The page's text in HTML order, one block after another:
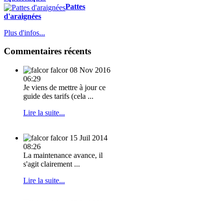
Pattes
d'araignées
Plus d'infos...
Commentaires récents
falcor 08 Nov 2016
06:29
Je viens de mettre à jour ce
guide des tarifs (cela ...
Lire la suite...
falcor 15 Juil 2014
08:26
La maintenance avance, il
s'agit clairement ...
Lire la suite...